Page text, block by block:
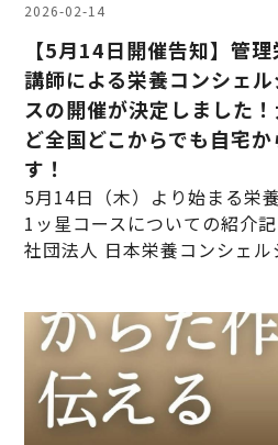
2026-02-14
【5月14日開催告知】管
講師による栄養コンシェ
スの開催が決定しました
ど全国どこからでも自宅
す！
5月14日（木）より始まる栄
1ッ星コースについての紹介
社団法人 日本栄養コンシェ